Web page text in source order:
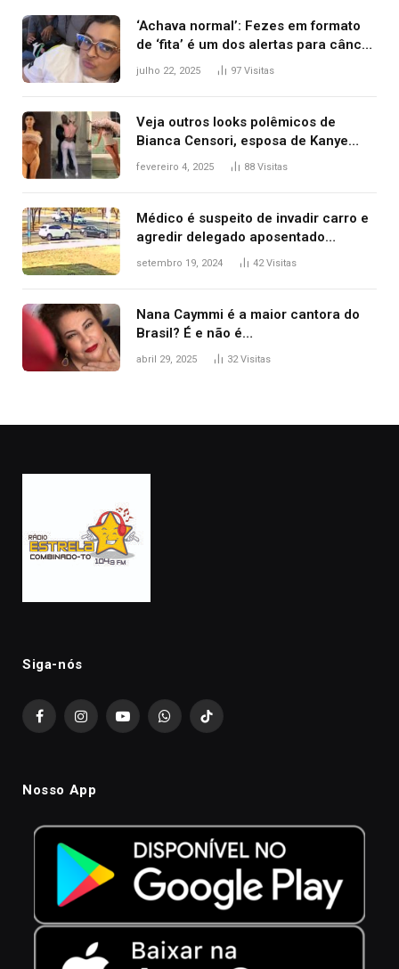
‘Achava normal’: Fezes em formato
de ‘fita’ é um dos alertas para câncer
colorretal; relembre fala de Preta Gil
julho 22, 2025 97 Visitas
Veja outros looks polêmicos de
Bianca Censori, esposa de Kanye
West que apareceu nua no Grammy
fevereiro 4, 2025 88 Visitas
Médico é suspeito de invadir carro e
agredir delegado aposentado
durante confusão no trânsito
setembro 19, 2024 42Visitas
Nana Caymmi é a maior cantora do
Brasil? É e não é…
abril 29, 2025 32Visitas
Siga-nós
FacebookInstagramYouTubeWhatsAppTikTok
Nosso App